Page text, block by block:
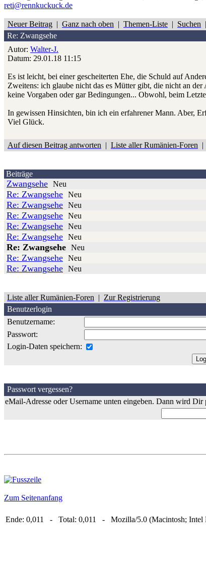
reti@rennkuckuck.de
Neuer Beitrag | Ganz nach oben | Themen-Liste | Suchen |
Re: Zwangsehe
Autor: Walter-J.
Datum: 29.01.18 11:15
Es ist leicht, bei einer gescheiterten Ehe, die Schuld auf
Zweitens: ich glaube nicht das es Mütter gibt, die nicht an
keine Vorgaben oder gar Bedingungen... Obwohl, beim
In gewissen Hinsichten, bin ich ein erfahrener Mann. Aber,
Viel Glück.
Auf diesen Beitrag antworten | Liste aller Rumänien-Foren |
Beiträge
Zwangsehe Neu
Re: Zwangsehe Neu
Re: Zwangsehe Neu
Re: Zwangsehe Neu
Re: Zwangsehe Neu
Re: Zwangsehe Neu
Re: Zwangsehe Neu
Re: Zwangsehe Neu
Re: Zwangsehe Neu
Liste aller Rumänien-Foren | Zur Registrierung
Benutzerlogin
Benutzername:
Passwort:
Login-Daten speichern:
Passwort vergessen?
eMail-Adresse oder Username unten eingeben. Dann wird Dir
Zum Seitenanfang
Ende: 0,011 - Total: 0,011 - Mozilla/5.0 (Macintosh; Intel